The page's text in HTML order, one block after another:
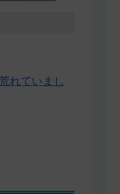
れていまし